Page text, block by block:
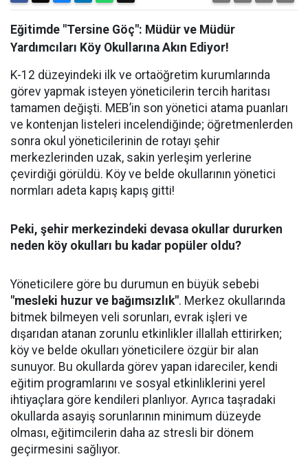
Eğitimde "Tersine Göç": Müdür ve Müdür
Yardımcıları Köy Okullarına Akın Ediyor!
K-12 düzeyindeki ilk ve ortaöğretim kurumlarında
görev yapmak isteyen yöneticilerin tercih haritası
tamamen değişti. MEB’in son yönetici atama puanları
ve kontenjan listeleri incelendiğinde; öğretmenlerden
sonra okul yöneticilerinin de rotayı şehir
merkezlerinden uzak, sakin yerleşim yerlerine
çevirdiği görüldü. Köy ve belde okullarının yönetici
normları adeta kapış kapış gitti!
Peki, şehir merkezindeki devasa okullar dururken
neden köy okulları bu kadar popüler oldu?
Yöneticilere göre bu durumun en büyük sebebi
"mesleki huzur ve bağımsızlık". Merkez okullarında
bitmek bilmeyen veli sorunları, evrak işleri ve
dışarıdan atanan zorunlu etkinlikler illallah ettirirken;
köy ve belde okulları yöneticilere özgür bir alan
sunuyor. Bu okullarda görev yapan idareciler, kendi
eğitim programlarını ve sosyal etkinliklerini yerel
ihtiyaçlara göre kendileri planlıyor. Ayrıca taşradaki
okullarda asayiş sorunlarının minimum düzeyde
olması, eğitimcilerin daha az stresli bir dönem
geçirmesini sağlıyor.